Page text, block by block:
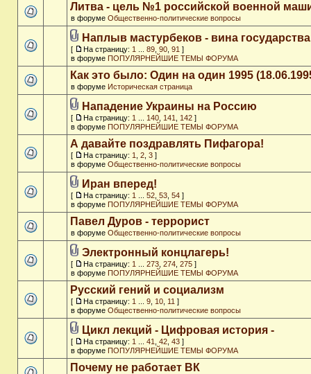
Литва - цель №1 российской военной
в форуме Общественно-политические вопросы
Наплыв мастурбеков - вина государства
[ На страницу: 1 89 90 91 ]
в форуме ПОПУЛЯРНЕЙШИЕ ТЕМЫ ФОРУМА
Как это было: Один на один 1995
в форуме Историческая страница
Нападение Украины на Россию
[ На страницу: 1 140 141 142 ]
в форуме ПОПУЛЯРНЕЙШИЕ ТЕМЫ ФОРУМА
А давайте поздравлять Пифагора!
[ На страницу: 1 2 3 ]
в форуме Общественно-политические вопросы
Иран вперед!
[ На страницу: 1 52 53 54 ]
в форуме ПОПУЛЯРНЕЙШИЕ ТЕМЫ ФОРУМА
Павел Дуров - террорист
в форуме Общественно-политические вопросы
Электронный концлагерь!
[ На страницу: 1 273 274 275 ]
в форуме ПОПУЛЯРНЕЙШИЕ ТЕМЫ ФОРУМА
Русский гений и социализм
[ На страницу: 1 9 10 11 ]
в форуме Общественно-политические вопросы
Цикл лекций - Цифровая история -
[ На страницу: 1 41 42 43 ]
в форуме ПОПУЛЯРНЕЙШИЕ ТЕМЫ ФОРУМА
Почему не работает ВК